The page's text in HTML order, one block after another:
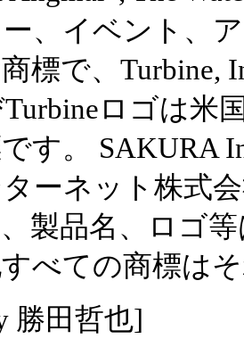
、イベント、
標で、Turbine,
Turbineロゴは米
す。 SAKURA
ーネット株式
製品名、ロゴ
べての商標は
勝田哲也]